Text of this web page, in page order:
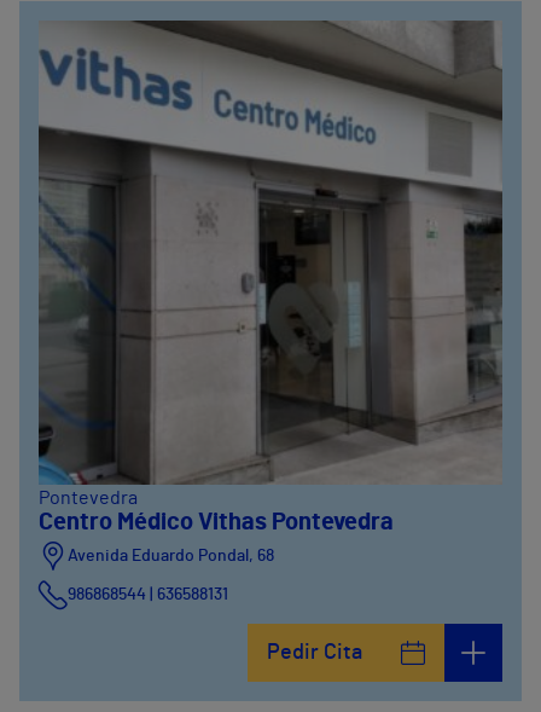
Pontevedra
Centro Médico Vithas Pontevedra
Avenida Eduardo Pondal, 68
986868544 | 636588131
Pedir Cita